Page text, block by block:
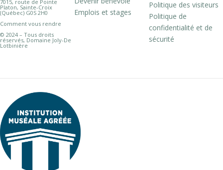
7015, route de Pointe
Platon, Sainte-Croix
(Québec) G0S 2H0
Comment vous rendre
© 2024 – Tous droits
réservés, Domaine Joly-De
Lotbinière
Emplois et stages
Politique des visiteurs
Politique de
confidentialité et de
sécurité